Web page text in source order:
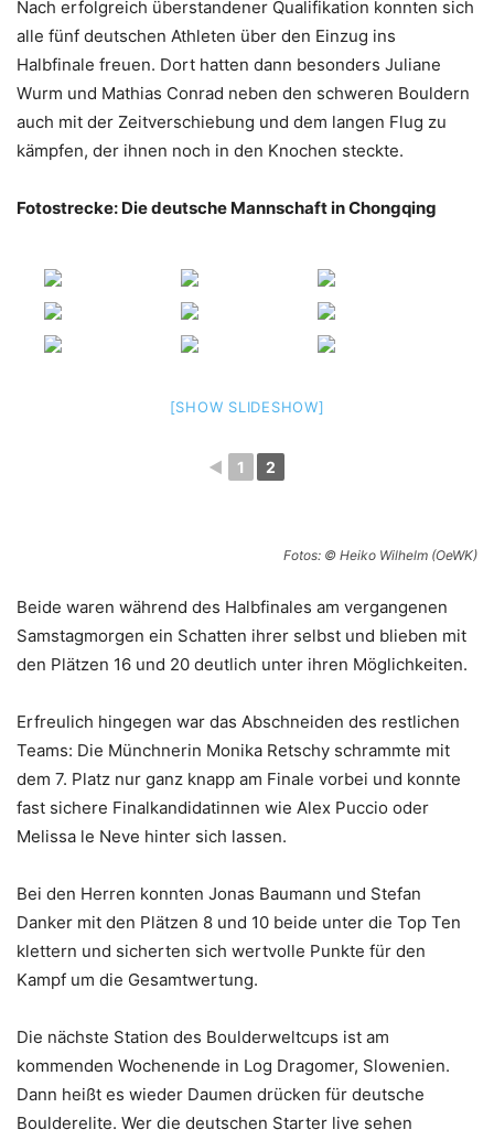
Nach erfolgreich überstandener Qualifikation konnten sich
alle fünf deutschen Athleten über den Einzug ins
Halbfinale freuen. Dort hatten dann besonders Juliane
Wurm und Mathias Conrad neben den schweren Bouldern
auch mit der Zeitverschiebung und dem langen Flug zu
kämpfen, der ihnen noch in den Knochen steckte.
Fotostrecke: Die deutsche Mannschaft in Chongqing
[SHOW SLIDESHOW]
◄ 1 2
Fotos: © Heiko Wilhelm (OeWK)
Beide waren während des Halbfinales am vergangenen
Samstagmorgen ein Schatten ihrer selbst und blieben mit
den Plätzen 16 und 20 deutlich unter ihren Möglichkeiten.
Erfreulich hingegen war das Abschneiden des restlichen
Teams: Die Münchnerin Monika Retschy schrammte mit
dem 7. Platz nur ganz knapp am Finale vorbei und konnte
fast sichere Finalkandidatinnen wie Alex Puccio oder
Melissa le Neve hinter sich lassen.
Bei den Herren konnten Jonas Baumann und Stefan
Danker mit den Plätzen 8 und 10 beide unter die Top Ten
klettern und sicherten sich wertvolle Punkte für den
Kampf um die Gesamtwertung.
Die nächste Station des Boulderweltcups ist am
kommenden Wochenende in Log Dragomer, Slowenien.
Dann heißt es wieder Daumen drücken für deutsche
Boulderelite. Wer die deutschen Starter live sehen